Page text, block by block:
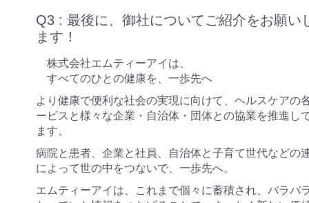
Q3 : 最後に、御社についてご紹介をお願い
ます！
株式会社エムティーアイは、
すべてのひとの健康を、一歩先へ
より健康で便利な社会の実現に向けて、ヘルスケアの
ービスと様々な企業・自治体・団体との協業を推進し
ます。
病院と患者、企業と社員、自治体と子育て世代などの
によって世の中をつないで、一歩先へ。
エムティーアイは、これまで個々に蓄積され、バラバ